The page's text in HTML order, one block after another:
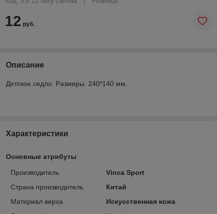
12 руб.
Описание
Детское седло. Размеры: 240*140 мм.
Характеристики
Основные атрибуты
Производитель
Vinca Sport
Страна производитель
Китай
Материал верха
Искусственная кожа